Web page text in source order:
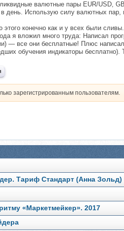
валютные пары EUR/USD,
день. Использую силу валютных пар,
конечно как и у всех были
я вложил много труда: Написал
— все они бесплатные! Плюс
обучения индикаторы
зарегистрированным пользователям.
Тариф Стандарт (Анна Зольд)
«Маркетмейкер». 2017